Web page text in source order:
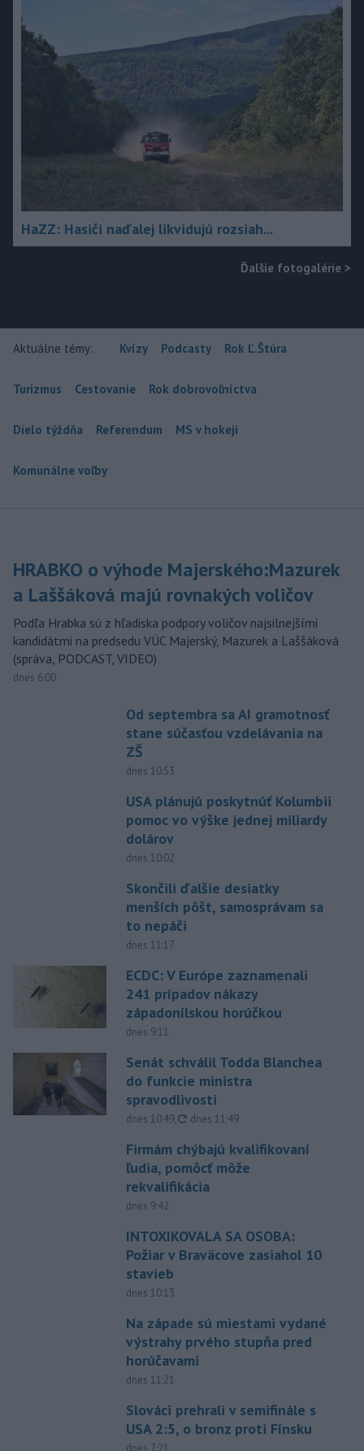
HaZZ: Hasiči naďalej likvidujú rozsiah...
Ďalšie fotogalérie >
Aktuálne témy: Kvízy Podcasty Rok Ľ.Štúra
Turizmus Cestovanie Rok dobrovoľníctva
Dielo týždňa Referendum MS v hokeji
Komunálne voľby
HRABKO o výhode Majerského:Mazurek
a Laššáková majú rovnakých voličov
Podľa Hrabka sú z hľadiska podpory voličov najsilnejšími
kandidátmi na predsedu VÚC Majerský, Mazurek a Laššáková
(správa, PODCAST, VIDEO)
dnes 6:00
Od septembra sa AI gramotnosť
stane súčasťou vzdelávania na
ZŠ
dnes 10:53
USA plánujú poskytnúť Kolumbii
pomoc vo výške jednej miliardy
dolárov
dnes 10:02
Skončili ďalšie desiatky
menších pôšt, samosprávam sa
to nepáči
dnes 11:17
ECDC: V Európe zaznamenali
241 prípadov nákazy
západonílskou horúčkou
dnes 9:11
Senát schválil Todda Blanchea
do funkcie ministra
spravodlivosti
dnes 10:49, aktualizované
dnes 11:49
Firmám chýbajú kvalifikovaní
ľudia, pomôcť môže
rekvalifikácia
dnes 9:42
INTOXIKOVALA SA OSOBA:
Požiar v Braväcove zasiahol 10
stavieb
dnes 10:13
Na západe sú miestami vydané
výstrahy prvého stupňa pred
horúčavami
dnes 11:21
Slováci prehrali v semifinále s
USA 2:5, o bronz proti Fínsku
dnes 7:21